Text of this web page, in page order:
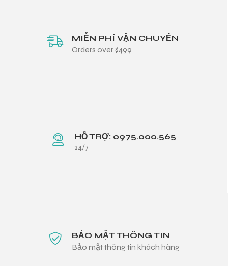
MIỄN PHÍ VẬN CHUYỂN
Orders over $499
HỖ TRỢ: 0975.000.565
24/7
BẢO MẬT THÔNG TIN
Bảo mật thông tin khách hàng